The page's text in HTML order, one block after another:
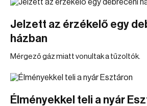
Jelzett az érzékelő egy
házban
Mérgező gáz miatt vonultak a tűzoltók.
Élményekkel teli a nyár